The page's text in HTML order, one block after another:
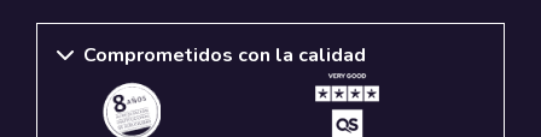
Comprometidos con la calidad